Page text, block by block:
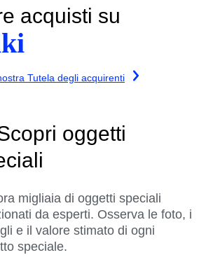
acquisti su
Tutela degli acquirenti
oggetti
migliaia di oggetti speciali
da esperti. Osserva le foto, i
e il valore stimato di ogni
speciale.